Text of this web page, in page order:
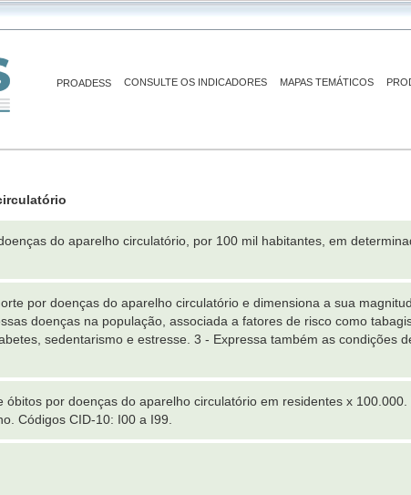
PROADESS CONSULTE OS INDICADORES MAPAS TEMÁTICOS
do aparelho circulatório, por 100 mil habitantes, em
por doenças do aparelho circulatório e dimensiona a sua
doenças na população, associada a fatores de risco como
sedentarismo e estresse. 3 - Expressa também as condições
óbitos por doenças do aparelho circulatório em residentes x
Códigos CID-10: I00 a I99.